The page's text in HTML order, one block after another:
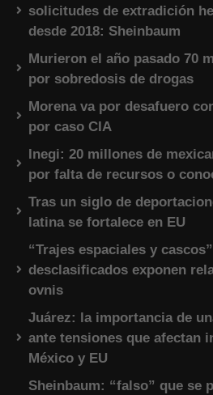
solicitudes de extradición
desde 2018: Sheinbaum
Murieron el año pasado 70
por sobredosis de drogas
Morena va por desafuero
por caso CIA
Inegi: 20 millones de
por falta de recursos o
Tras un siglo de
latina se fortalece en EU
“Trajes espaciales y
desclasificados exponen
ovnis
Juárez: la importancia de
ante tensiones que afectan
México y EU
Sheinbaum: “falso” que se